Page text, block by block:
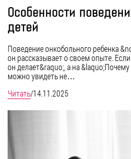
Особенности
детей
Поведение онкобольного ребенка
он рассказывает о своем опыте.
он делает&raquo;, а на
можно увидеть не…
Читать/14.11.2025